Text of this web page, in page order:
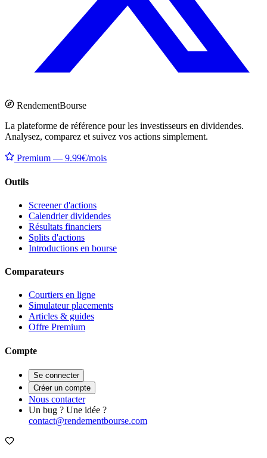
RendementBourse
La plateforme de référence pour les investisseurs en dividendes.
Analysez, comparez et suivez vos actions simplement.
Premium — 9.99€/mois
Outils
Screener d'actions
Calendrier dividendes
Résultats financiers
Splits d'actions
Introductions en bourse
Comparateurs
Courtiers en ligne
Simulateur placements
Articles & guides
Offre Premium
Compte
Se connecter
Créer un compte
Nous contacter
Un bug ? Une idée ?
contact@rendementbourse.com